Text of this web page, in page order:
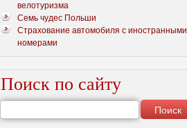
велотуризма
Семь чудес Польши
Страхование автомобиля c иностранными
номерами
Поиск по сайту